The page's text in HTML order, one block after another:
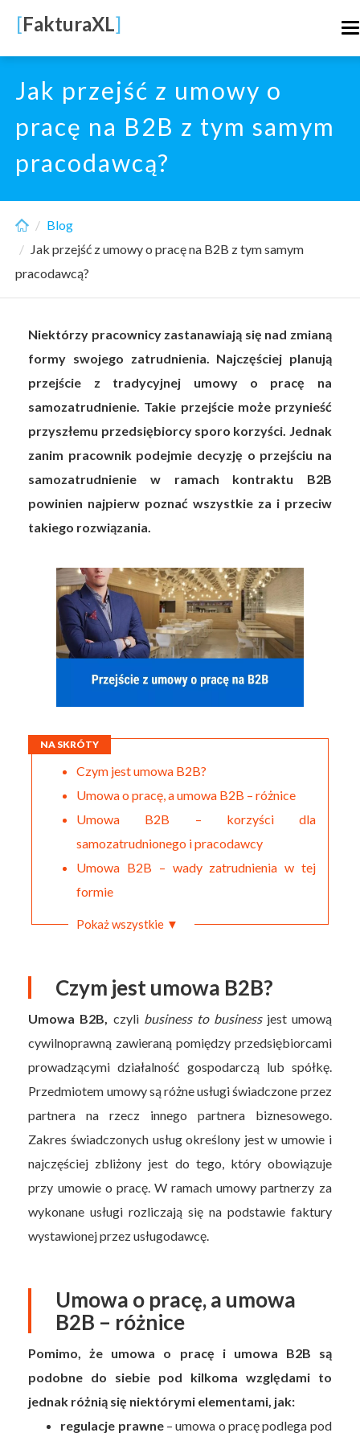
main
content
[FakturaXL]
Jak przejść z umowy o
pracę na B2B z tym samym
pracodawcą?
Blog
Jak przejść z umowy o pracę na B2B z tym samym
pracodawcą?
Niektórzy pracownicy zastanawiają się nad zmianą
formy swojego zatrudnienia. Najczęściej planują
przejście z tradycyjnej umowy o pracę na
samozatrudnienie. Takie przejście może przynieść
przyszłemu przedsiębiorcy sporo korzyści. Jednak
zanim pracownik podejmie decyzję o przejściu na
samozatrudnienie w ramach kontraktu B2B
powinien najpierw poznać wszystkie za i przeciw
takiego rozwiązania.
NA SKRÓTY
Czym jest umowa B2B?
Umowa o pracę, a umowa B2B – różnice
Umowa B2B – korzyści dla
samozatrudnionego i pracodawcy
Umowa B2B – wady zatrudnienia w tej
formie
Pokaż wszystkie ▼
Czym jest umowa B2B?
Umowa B2B, czyli business to businessjest umową
cywilnoprawną zawieraną pomiędzy przedsiębiorcami
prowadzącymi działalność gospodarczą lub spółkę.
Przedmiotem umowy są różne usługi świadczone przez
partnera na rzecz innego partnera biznesowego.
Zakres świadczonych usług określony jest w umowie i
najczęściej zbliżony jest do tego, który obowiązuje
przy umowie o pracę. W ramach umowy partnerzy za
wykonane usługi rozliczają się na podstawie faktury
wystawionej przez usługodawcę.
Umowa o pracę, a umowa
B2B – różnice
Pomimo, że umowa o pracę i umowa B2B są
podobne do siebie pod kilkoma względami to
jednak różnią się niektórymi elementami, jak:
regulacje prawne– umowa o pracę podlega pod